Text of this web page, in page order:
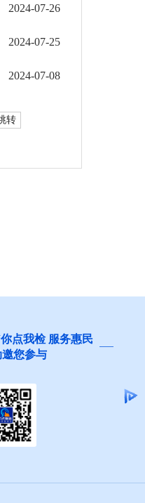
2024-07-26
2024-07-25
2024-07-08
转
壮大问题线索征
集